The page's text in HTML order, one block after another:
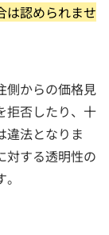
は認められませ
側からの価格見
拒否したり、十
違法となりま
対する透明性の